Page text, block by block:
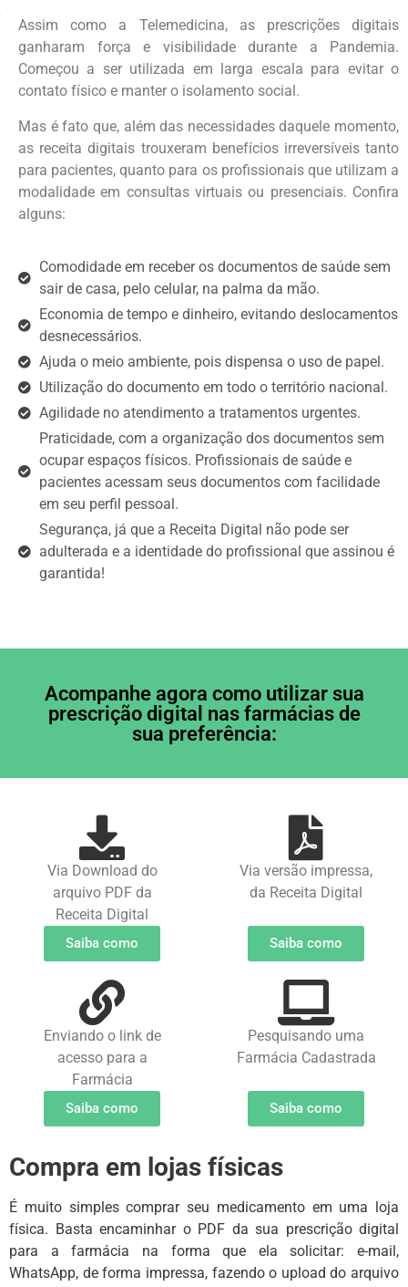
Assim como a Telemedicina, as prescrições digitais
ganharam força e visibilidade durante a Pandemia.
Começou a ser utilizada em larga escala para evitar o
contato físico e manter o isolamento social.
Mas é fato que, além das necessidades daquele momento,
as receita digitais trouxeram benefícios irreversíveis tanto
para pacientes, quanto para os profissionais que utilizam a
modalidade em consultas virtuais ou presenciais. Confira
alguns:
Comodidade em receber os documentos de saúde sem
sair de casa, pelo celular, na palma da mão.
Economia de tempo e dinheiro, evitando deslocamentos
desnecessários.
Ajuda o meio ambiente, pois dispensa o uso de papel.
Utilização do documento em todo o território nacional.
Agilidade no atendimento a tratamentos urgentes.
Praticidade, com a organização dos documentos sem
ocupar espaços físicos. Profissionais de saúde e
pacientes acessam seus documentos com facilidade
em seu perfil pessoal.
Segurança, já que a Receita Digital não pode ser
adulterada e a identidade do profissional que assinou é
garantida!
Acompanhe agora como utilizar sua
prescrição digital nas farmácias de
sua preferência:
Via Download do
arquivo PDF da
Receita Digital
Saiba como
Via versão impressa,
da Receita Digital
Saiba como
Enviando o link de
acesso para a
Farmácia
Saiba como
Pesquisando uma
Farmácia Cadastrada
Saiba como
Compra em lojas físicas
É muito simples comprar seu medicamento em uma loja
física. Basta encaminhar o PDF da sua prescrição digital
para a farmácia na forma que ela solicitar: e-mail,
WhatsApp, de forma impressa, fazendo o upload do arquivo